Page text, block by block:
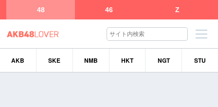
48 46 Z
AKB SKE NMB HKT NGT STU